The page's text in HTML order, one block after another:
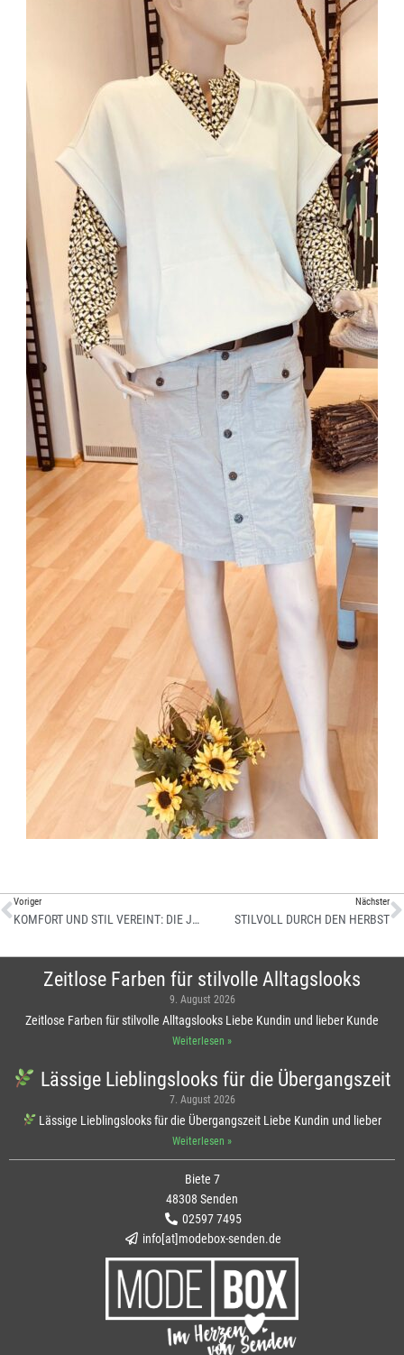
Voriger
KOMFORT UND STIL VEREINT: DIE JERSEY-BLAZER
Nächster
STILVOLL DURCH DEN HERBST
Zeitlose Farben für stilvolle Alltagslooks
9. August 2026
Zeitlose Farben für stilvolle Alltagslooks Liebe Kundin und lieber Kunde
Weiterlesen »
Lässige Lieblingslooks für die Übergangszeit
7. August 2026
Lässige Lieblingslooks für die Übergangszeit Liebe Kundin und lieber
Weiterlesen »
Biete 7
48308 Senden
02597 7495
info[at]modebox-senden.de